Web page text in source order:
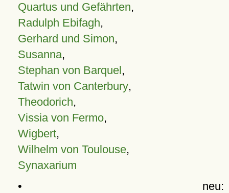
Quartus und Gefährten,
Radulph Ebifagh,
Gerhard und Simon,
Susanna,
Stephan von Barquel,
Tatwin von Canterbury,
Theodorich,
Vissia von Fermo,
Wigbert,
Wilhelm von Toulouse,
Synaxarium
• neu: